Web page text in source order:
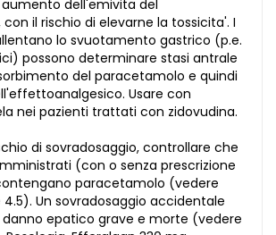
dell'emivita del
il rischio di elevarne la tossicita'. I
lo svuotamento gastrico (p.e.
possono determinare stasi antrale
del paracetamolo e quindi
Usare con
nei pazienti trattati con zidovudina.
di sovradosaggio, controllare che
(con o senza prescrizione
paracetamolo (vedere
Un sovradosaggio accidentale
epatico grave e morte (vedere